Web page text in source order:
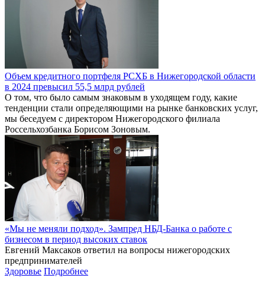
Объем кредитного портфеля РСХБ в Нижегородской области
в 2024 превысил 55,5 млрд рублей
О том, что было самым знаковым в уходящем году, какие
тенденции стали определяющими на рынке банковских услуг,
мы беседуем с директором Нижегородского филиала
Россельхозбанка Борисом Зоновым.
«Мы не меняли подход». Зампред НБД-Банка о работе с
бизнесом в период высоких ставок
Евгений Максаков ответил на вопросы нижегородских
предпринимателей
Здоровье Подробнее